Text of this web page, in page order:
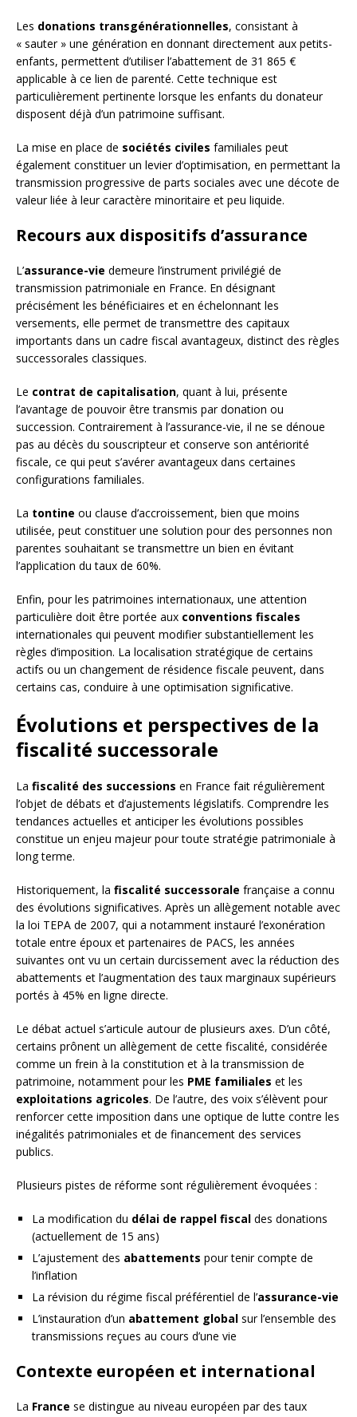
Les donations transgénérationnelles, consistant à
« sauter » une génération en donnant directement aux petits-
enfants, permettent d’utiliser l’abattement de 31 865 €
applicable à ce lien de parenté. Cette technique est
particulièrement pertinente lorsque les enfants du donateur
disposent déjà d’un patrimoine suffisant.
La mise en place de sociétés civiles familiales peut
également constituer un levier d’optimisation, en permettant la
transmission progressive de parts sociales avec une décote de
valeur liée à leur caractère minoritaire et peu liquide.
Recours aux dispositifs d’assurance
L’assurance-vie demeure l’instrument privilégié de
transmission patrimoniale en France. En désignant
précisément les bénéficiaires et en échelonnant les
versements, elle permet de transmettre des capitaux
importants dans un cadre fiscal avantageux, distinct des règles
successorales classiques.
Le contrat de capitalisation, quant à lui, présente
l’avantage de pouvoir être transmis par donation ou
succession. Contrairement à l’assurance-vie, il ne se dénoue
pas au décès du souscripteur et conserve son antériorité
fiscale, ce qui peut s’avérer avantageux dans certaines
configurations familiales.
La tontine ou clause d’accroissement, bien que moins
utilisée, peut constituer une solution pour des personnes non
parentes souhaitant se transmettre un bien en évitant
l’application du taux de 60%.
Enfin, pour les patrimoines internationaux, une attention
particulière doit être portée aux conventions fiscales
internationales qui peuvent modifier substantiellement les
règles d’imposition. La localisation stratégique de certains
actifs ou un changement de résidence fiscale peuvent, dans
certains cas, conduire à une optimisation significative.
Évolutions et perspectives de la
fiscalité successorale
La fiscalité des successions en France fait régulièrement
l’objet de débats et d’ajustements législatifs. Comprendre les
tendances actuelles et anticiper les évolutions possibles
constitue un enjeu majeur pour toute stratégie patrimoniale à
long terme.
Historiquement, la fiscalité successorale française a connu
des évolutions significatives. Après un allègement notable avec
la loi TEPA de 2007, qui a notamment instauré l’exonération
totale entre époux et partenaires de PACS, les années
suivantes ont vu un certain durcissement avec la réduction des
abattements et l’augmentation des taux marginaux supérieurs
portés à 45% en ligne directe.
Le débat actuel s’articule autour de plusieurs axes. D’un côté,
certains prônent un allègement de cette fiscalité, considérée
comme un frein à la constitution et à la transmission de
patrimoine, notamment pour les PME familiales et les
exploitations agricoles. De l’autre, des voix s’élèvent pour
renforcer cette imposition dans une optique de lutte contre les
inégalités patrimoniales et de financement des services
publics.
Plusieurs pistes de réforme sont régulièrement évoquées :
La modification du délai de rappel fiscal des donations
(actuellement de 15 ans)
L’ajustement des abattements pour tenir compte de
l’inflation
La révision du régime fiscal préférentiel de l’assurance-vie
L’instauration d’un abattement global sur l’ensemble des
transmissions reçues au cours d’une vie
Contexte européen et international
La France se distingue au niveau européen par des taux